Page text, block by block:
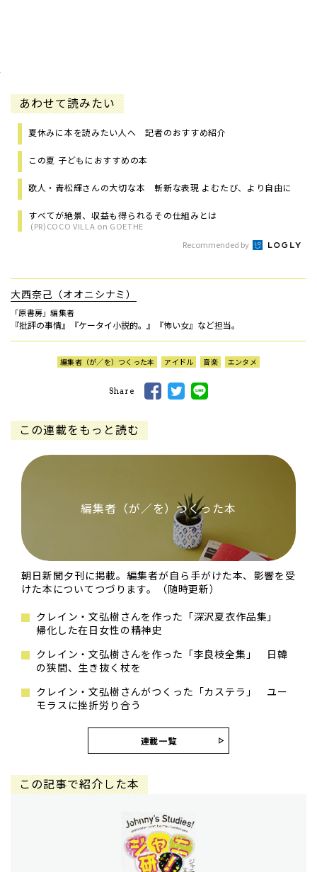
あわせて読みたい
夏休みに本を読みたい人へ 記者のおすすめ紹介
この夏 子どもにおすすめの本
歌人・青松輝さんの大切な本 斬新な表現 よむたび、より自由に
すべてが絶景、収益も得られるその仕組みとは
(PR)COCO VILLA on GOETHE
Recommended by
大西奈己（オオニシナミ）
「原書房」編集者
『批評の事情』『ケータイ小説的。』『怖い女』など担当。
編集者（が／を）つくった本 アイドル 音楽 エンタメ
Share
この連載をもっと読む
編集者（が／を）つくった本
朝日新聞夕刊に掲載。編集者が自ら手がけた本、影響を受
けた本についてつづります。（随時更新）
クレイン・文弘樹さんを作った「深沢夏衣作品集」
帰化した在日女性の精神史
クレイン・文弘樹さんを作った「李良枝全集」 日韓
の狭間、生き抜く杖を
クレイン・文弘樹さんがつくった「カステラ」 ユー
モラスに挫折労り合う
連載一覧
この記事で紹介した本